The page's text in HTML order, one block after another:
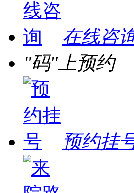
在线咨
"码"上预约
预约挂